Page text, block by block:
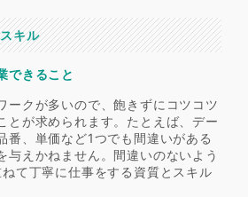
キル
できること
ークが多いので、飽きずにコツコツ
とが求められます。たとえば、デー
番、単価など1つでも間違いがある
与えかねません。間違いのないよう
て丁寧に仕事をする資質とスキル